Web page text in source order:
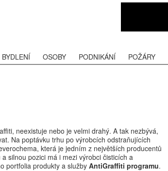
BYDLENÍ OSOBY PODNIKÁNÍ POŽÁRY
neexistuje nebo je velmi drahý. A tak nezbývá,
Na poptávku trhu po výrobcích odstraňujících
která je jedním z největších producentů
silnou pozici má i mezi výrobci čisticích a
portfolia produkty a služby AntiGraffiti programu.